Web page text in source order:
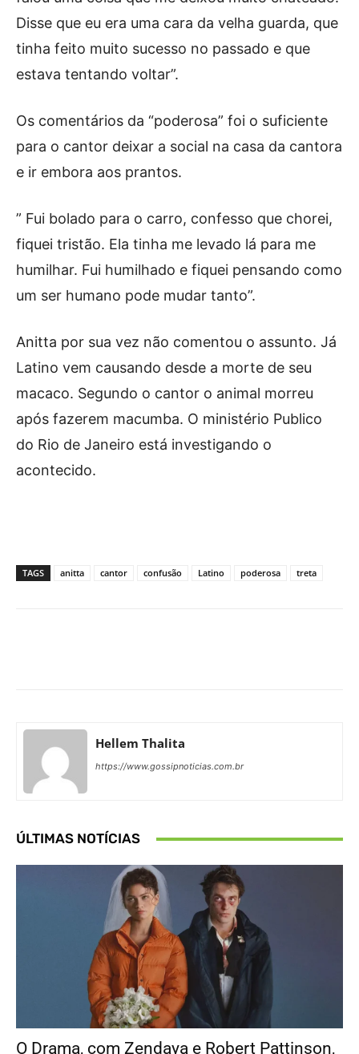
Disse que eu era uma cara da velha guarda, que
tinha feito muito sucesso no passado e que
estava tentando voltar”.
Os comentários da “poderosa” foi o suficiente
para o cantor deixar a social na casa da cantora
e ir embora aos prantos.
” Fui bolado para o carro, confesso que chorei,
fiquei tristão. Ela tinha me levado lá para me
humilhar. Fui humilhado e fiquei pensando como
um ser humano pode mudar tanto”.
Anitta por sua vez não comentou o assunto. Já
Latino vem causando desde a morte de seu
macaco. Segundo o cantor o animal morreu
após fazerem macumba. O ministério Publico
do Rio de Janeiro está investigando o
acontecido.
TAGS anitta cantor confusão Latino poderosa treta
Hellem Thalita
https://www.gossipnoticias.com.br
ÚLTIMAS NOTÍCIAS
O Drama, com Zendaya e Robert Pattinson,